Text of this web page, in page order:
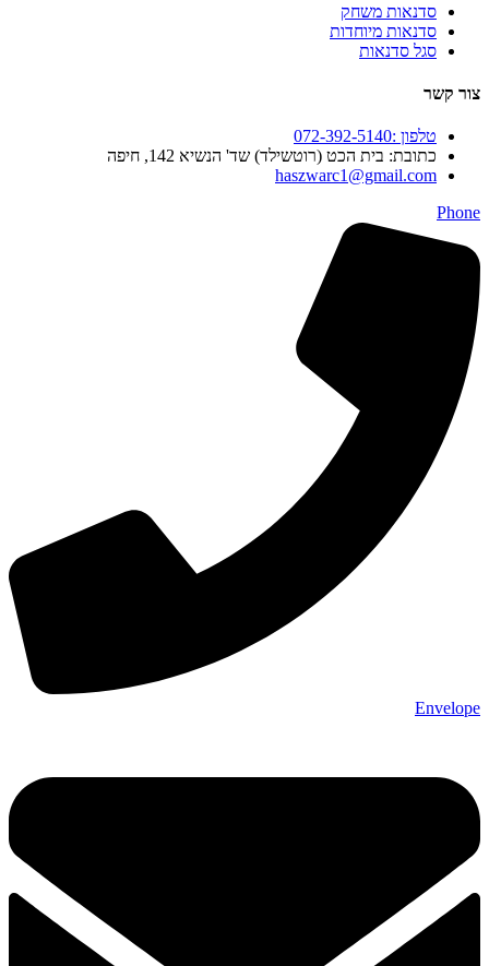
סדנאות משחק
סדנאות מיוחדות
סגל סדנאות
צור קשר
טלפון :072-392-5140
כתובת: בית הכט (רוטשילד) שד' הנשיא 142, חיפה
haszwarc1@gmail.com
Phone
Envelope